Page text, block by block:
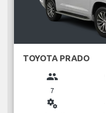
TOYOTA PRADO
group
7
miscellaneous_services